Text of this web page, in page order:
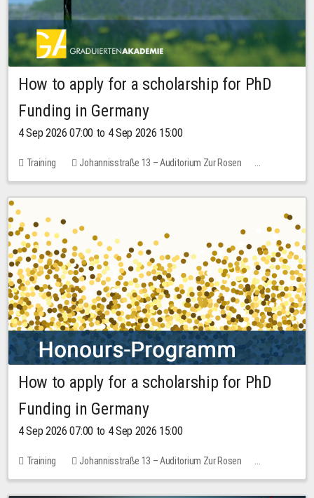
How to apply for a scholarship for PhD
Funding in Germany
4 Sep 2026 07:00 to 4 Sep 2026 15:00
Training
Johannisstraße 13 – Auditorium Zur Rosen
7 places
10.00 EUR
How to apply for a scholarship for PhD
Funding in Germany
4 Sep 2026 07:00 to 4 Sep 2026 15:00
Training
Johannisstraße 13 – Auditorium Zur Rosen
No free places